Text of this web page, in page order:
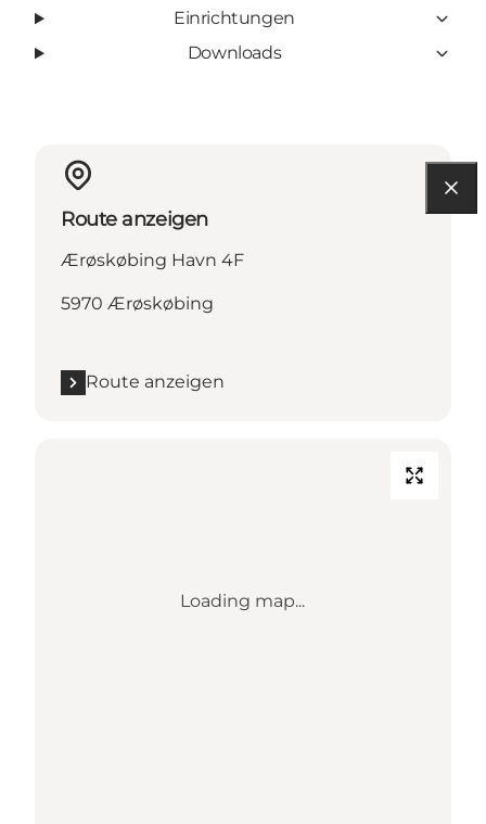
Einrichtungen
Downloads
Route anzeigen
Ærøskøbing Havn 4F
5970 Ærøskøbing
Route anzeigen
Loading map...